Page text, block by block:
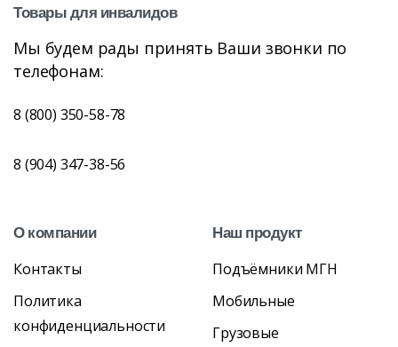
Товарыдля инвалидов
Мы будем рады принять Ваши звонки по
телефонам:
8 (800) 350-58-78
8 (904) 347-38-56
Окомпании
Контакты
Политика
конфиденциальности
Наш продукт
Подъёмники МГН
Мобильные
Грузовые